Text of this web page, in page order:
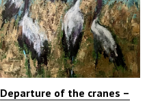
Departure of the cranes –